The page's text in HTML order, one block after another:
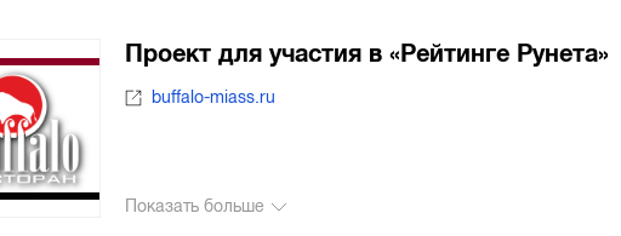
Проект для участия в «Рейтинге Рунета»
buffalo-miass.ru
Показать больше